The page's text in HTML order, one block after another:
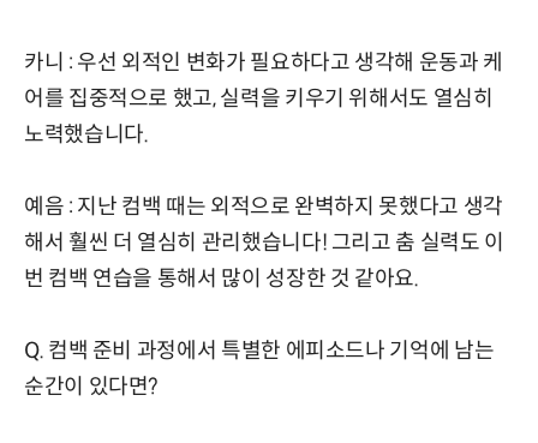
카니 : 우선 외적인 변화가 필요하다고 생각해 운동과 케
어를 집중적으로 했고, 실력을 키우기 위해서도 열심히
노력했습니다.
예음 : 지난 컴백 때는 외적으로 완벽하지 못했다고 생각
해서 훨씬 더 열심히 관리했습니다! 그리고 춤 실력도 이
번 컴백 연습을 통해서 많이 성장한 것 같아요.
Q. 컴백 준비 과정에서 특별한 에피소드나 기억에 남는
순간이 있다면?